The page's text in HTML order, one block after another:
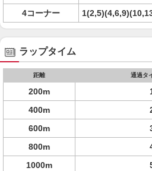
4コーナー
ラップタイム
距離 通過タ
200m
400m
600m
800m
1000m